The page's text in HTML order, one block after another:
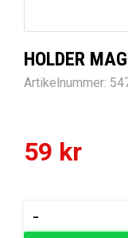
HOLDER
Artikelnummer:
59 kr
-
MAGNET